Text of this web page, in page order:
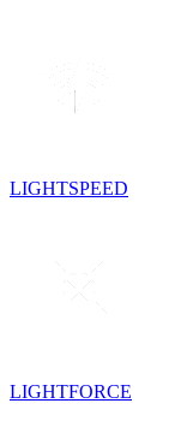
LIGHTSPEED
LIGHTFORCE